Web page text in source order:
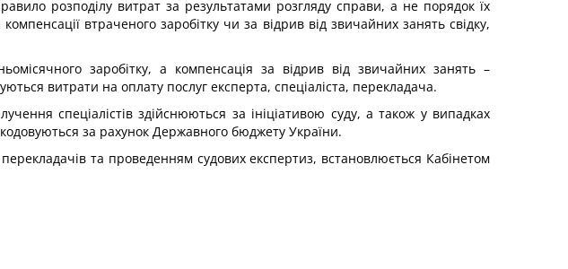
розподілу витрат за результатами розгляду справи, а не порядок їх
втраченого заробітку чи за відрив від звичайних занять свідку,
заробітку, а компенсація за відрив від звичайних занять –
витрати на оплату послуг експерта, спеціаліста, перекладача.
спеціалістів здійснюються за ініціативою суду, а також у випадках
за рахунок Державного бюджету України.
та проведенням судових експертиз, встановлюється Кабінетом